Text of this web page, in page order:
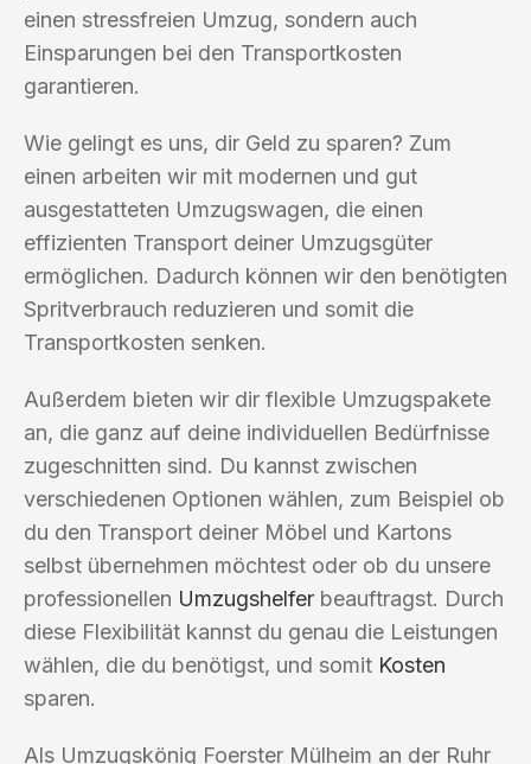
einen stressfreien Umzug, sondern auch
Einsparungen bei den Transportkosten
garantieren.
Wie gelingt es uns, dir Geld zu sparen? Zum
einen arbeiten wir mit modernen und gut
ausgestatteten Umzugswagen, die einen
effizienten Transport deiner Umzugsgüter
ermöglichen. Dadurch können wir den benötigten
Spritverbrauch reduzieren und somit die
Transportkosten senken.
Außerdem bieten wir dir flexible Umzugspakete
an, die ganz auf deine individuellen Bedürfnisse
zugeschnitten sind. Du kannst zwischen
verschiedenen Optionen wählen, zum Beispiel ob
du den Transport deiner Möbel und Kartons
selbst übernehmen möchtest oder ob du unsere
professionellen Umzugshelfer beauftragst. Durch
diese Flexibilität kannst du genau die Leistungen
wählen, die du benötigst, und somit Kosten
sparen.
Als Umzugskönig Foerster Mülheim an der Ruhr